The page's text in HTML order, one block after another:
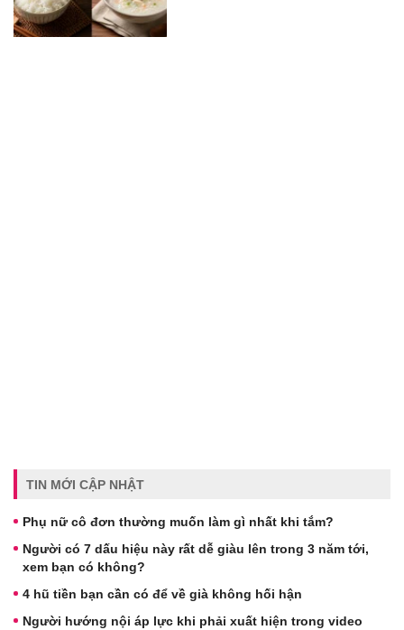
TIN MỚI CẬP NHẬT
Phụ nữ cô đơn thường muốn làm gì nhất khi tắm?
Người có 7 dấu hiệu này rất dễ giàu lên trong 3 năm tới,
xem bạn có không?
4 hũ tiền bạn cần có để về già không hối hận
Người hướng nội áp lực khi phải xuất hiện trong video